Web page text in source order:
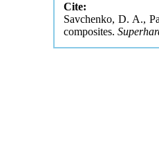
Cite:
Savchenko, D. A.,
composites.